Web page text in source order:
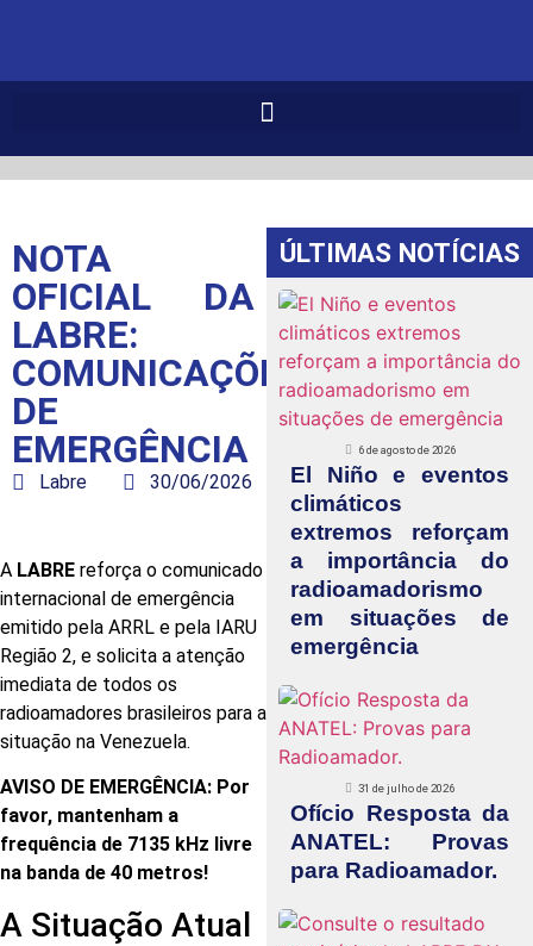
NOTA
OFICIAL DA
LABRE:
COMUNICAÇÕES
DE
EMERGÊNCIA
Labre 30/06/2026
A LABRE reforça o comunicado
internacional de emergência
emitido pela ARRL e pela IARU
Região 2, e solicita a atenção
imediata de todos os
radioamadores brasileiros para a
situação na Venezuela.
AVISO DE EMERGÊNCIA: Por
favor, mantenham a
frequência de 7135 kHz livre
na banda de 40 metros!
A Situação Atual
ÚLTIMAS NOTÍCIAS
6 de agosto de 2026
El Niño e eventos
climáticos
extremos reforçam
a importância do
radioamadorismo
em situações de
emergência
31 de julho de 2026
Ofício Resposta da
ANATEL: Provas
para Radioamador.